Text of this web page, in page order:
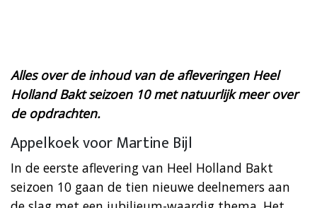
Alles over de inhoud van de afleveringen Heel
Holland Bakt seizoen 10 met natuurlijk meer over
de opdrachten.
Appelkoek voor Martine Bijl
In de eerste aflevering van Heel Holland Bakt
seizoen 10 gaan de tien nieuwe deelnemers aan